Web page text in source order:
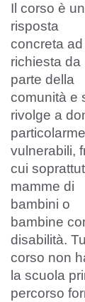
Il corso è
risposta
concreta
richiesta da
parte della
comunità e
rivolge a
vulnerabili,
cui
mamme di
bambini o
bambine
disabilità.
corso non
la scuola
percorso